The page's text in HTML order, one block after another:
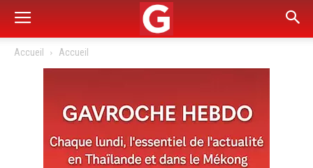
Accueil Accueil